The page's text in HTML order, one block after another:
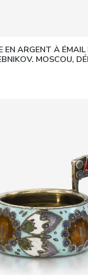
EN ARGENT À
MOSCOU,